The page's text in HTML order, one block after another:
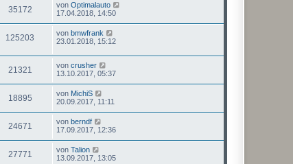
35172 von Optimalauto
17.04.2018, 14:50
125203 von bmwfrank
23.01.2018, 15:12
21321 von crusher
13.10.2017, 05:37
18895 von MichiS
20.09.2017, 11:11
24671 von berndf
17.09.2017, 12:36
27771 von Talion
13.09.2017, 13:05